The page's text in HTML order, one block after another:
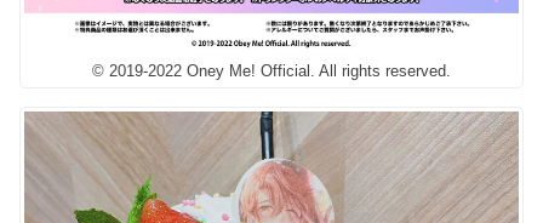
© 2019-2022 Oney Me! Official. All rights reserved.